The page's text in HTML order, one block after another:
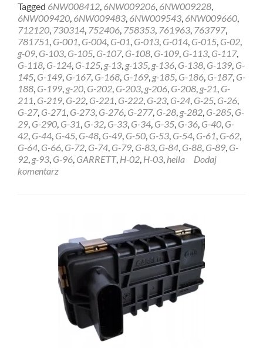
about
REGENERACJA
STEROWNIK
HELLA
GARRETT
6NW009228
Szczecin
Tagged 6NW008412, 6NW009206, 6NW009228,
6NW009420, 6NW009483, 6NW009543, 6NW009660,
712120, 730314, 752406, 758353, 761963, 763797,
781751, G-001, G-004, G-01, G-013, G-014, G-015, G-02,
g-09, G-103, G-105, G-107, G-108, G-109, G-113, G-117,
G-118, G-124, G-125, g-13, g-135, g-136, G-138, G-139, G-
145, G-149, G-167, G-168, G-169, g-185, G-186, G-187, G-
188, G-199, g-20, G-202, G-203, g-206, G-208, g-21, G-
211, G-219, G-22, G-221, G-222, G-23, G-24, G-25, G-26,
G-27, G-271, G-273, G-276, G-277, G-28, g-282, G-285, G-
29, G-290, G-31, G-32, G-33, G-34, G-35, G-36, G-40, G-
42, G-44, G-45, G-48, G-49, G-50, G-53, G-54, G-61, G-62,
G-64, G-66, G-72, G-74, G-79, G-83, G-84, G-88, G-89, G-
92, g-93, G-96, GARRETT, H-02, H-03, hella
Dodaj
komentarz